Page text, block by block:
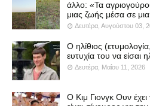
άλλο: «Τα
μιας ζωής μέσα σε
Δευτέρα, Αυγούστου 03,
Ο ηλίθιος
ευτυχία του να είσαι
Δευτέρα, Μαΐου 11, 2026
Ο Κιμ Γιονγκ Ουν έχει